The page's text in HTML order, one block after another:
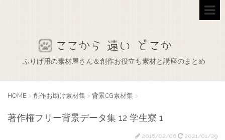
ふりげ用の素材屋さん＆創作お役立ち素材と講座のまとめ
HOME > 創作お助け素材集 > 背景CG素材集 >
著作権フリー背景データ集 12 学生寮 1
2018/02/06 2021/01/29